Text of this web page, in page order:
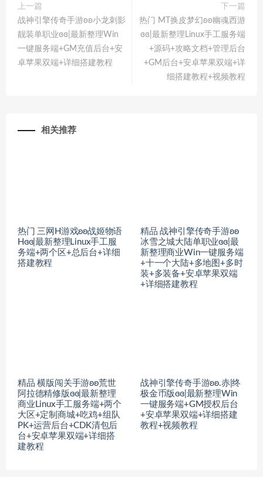
上一篇
战神引擎传奇手游ʚʚ小龙刺影
靓装单职业ɞɞ|最新整理Win
一键服务端+GM充值后台+安
卓苹果双端+详细搭建教程
下一篇
热门 MT换皮梦幻ʚʚ幽魂西游
ɞɞ|最新整理Linux手工服务端
+源码+攻略文档+管理后台
+GM后台+安卓苹果双端+详
细搭建教程+视频教程
相关推荐
热门 三网H游戏ʚʚ战姬物语
Hɞɞ|最新整理Linux手工服
务端+两个区+总后台+详细
搭建教程
精品 战神引擎传奇手游ʚʚ
冰雪之城大陆单职业ɞɞ|最
新整理商业Win一键服务端
+十一个大陆+多地图+多时
装+多装备+安卓苹果双端
+详细搭建教程
精品 横版闯关手游ʚʚ荒世
阿拉德精修版ɞɞ|最新整理
商业Linux手工服务端+两个
大区+定制商城+吃鸡+组队
PK+运营后台+CDK清包后
台+安卓苹果双端+详细搭
建教程
战神引擎传奇手游ʚʚ.赤|终
极金币版ɞɞ|最新整理Win
一键服务端+GM授权后台
+安卓苹果双端+详细搭建
教程+视频教程